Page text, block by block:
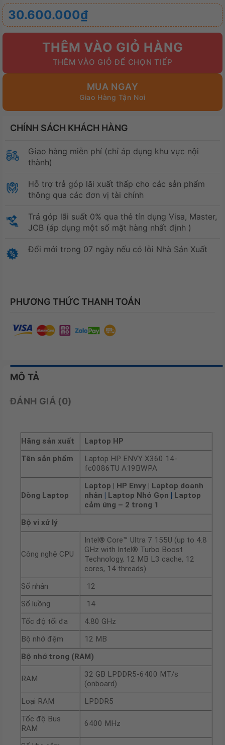
30.600.000₫
THÊM VÀO GIỎ HÀNG
MUA NGAY
CHÍNH SÁCH KHÁCH HÀNG
Giao hàng miễn phí (chỉ áp dụng khu vực nội
thành)
Hỗ trợ trả góp lãi xuất thấp cho các sản phẩm
thông qua các đơn vị tài chính
Trả góp lãi suất 0% qua thẻ tín dụng Visa, Master,
JCB (áp dụng một số mặt hàng nhất định )
Đổi mới trong 07 ngày nếu có lỗi Nhà Sản Xuất
PHƯƠNG THỨC THANH TOÁN
MÔ TẢ
ĐÁNH GIÁ (0)
Hãng sản xuất
Laptop HP
Tên sản phẩm
Laptop HP ENVY X360 14-
fc0086TU A19BWPA
Dòng Laptop
Laptop | HP Envy | Laptop doanh
nhân | Laptop Nhỏ Gọn | Laptop
cảm ứng – 2 trong 1
Bộ vi xử lý
Công nghệ CPU
Intel® Core™ Ultra 7 155U (up to 4.8
GHz with Intel® Turbo Boost
Technology, 12 MB L3 cache, 12
cores, 14 threads)
Số nhân
12
Số luồng
14
Tốc độ tối đa
4.80 GHz
Bộ nhớ đệm
12 MB
Bộ nhớ trong (RAM)
RAM
32 GB LPDDR5-6400 MT/s
(onboard)
Loại RAM
LPDDR5
Tốc độ Bus
RAM
6400 MHz